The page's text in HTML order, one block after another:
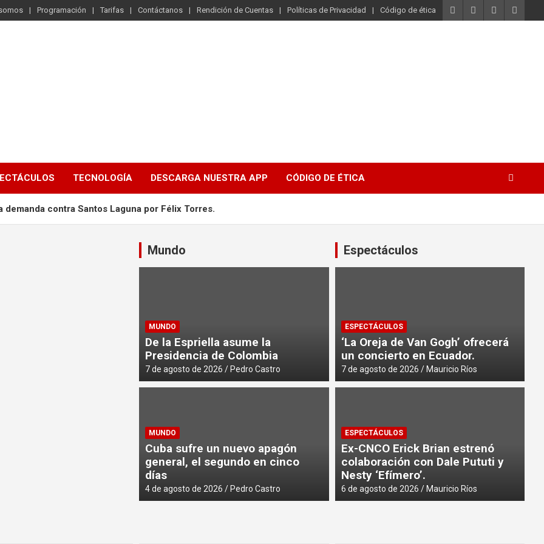
Programación Tarifas Contáctanos Rendición de Cuentas Políticas de Privacidad Código de ética
TECNOLOGÍA DESCARGA NUESTRA APP CÓDIGO DE ÉTICA
demanda contra Santos Laguna por Félix Torres.
registra una “importante reducción» en siete delitos
Mundo
MUNDO
De la Espriella asume la
Presidencia de Colombia
7 de agosto de 2026 Pedro Castro
MUNDO
Cuba sufre un nuevo apagón
general, el segundo en cinco
días
4 de agosto de 2026 Pedro Castro
Espectáculos
ESPECTÁCULOS
‘La Oreja de Van Gogh’ ofrecerá
un concierto en Ecuador.
7 de agosto de 2026 Mauricio Ríos
ESPECTÁCULOS
Ex-CNCO Erick Brian estrenó
colaboración con Dale Pututi y
Nesty ‘Efímero’.
6 de agosto de 2026 Mauricio Ríos